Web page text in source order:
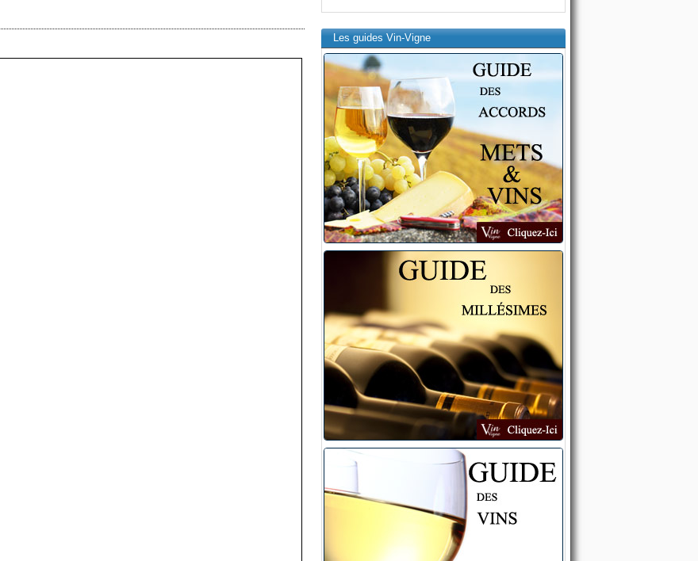
Les guides Vin-Vigne